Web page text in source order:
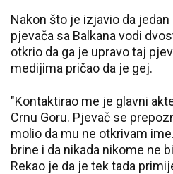
Nakon što je izjavio da
pjevača sa Balkana vodi
otkrio da ga je upravo taj
medijima pričao da je gej.
"Kontaktirao me je glavni
Crnu Goru. Pjevač se
molio da mu ne otkrivam
brine i da nikada nikome ne
Rekao je da je tek tada